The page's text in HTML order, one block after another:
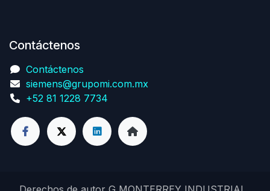
Contáctenos
Contáctenos
siemens@grupomi.com.mx
+52 81 1228 7734